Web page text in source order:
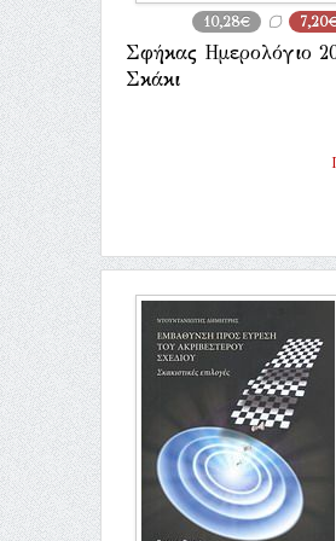
10,28€
Σφήκας Ημερολόγιο
Σκάκι